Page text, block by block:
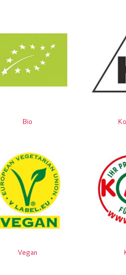
Bio
Vegan